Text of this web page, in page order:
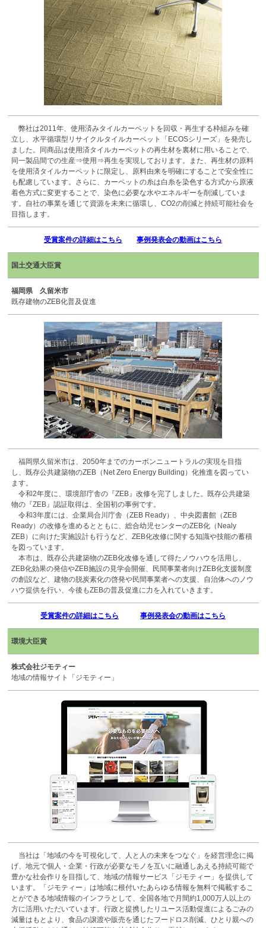
弊社は2011年、使用済みタイルカーペットを回収・再生する枠組みを確
立し、水平循環型リサイクルタイルカーペット「ECOSシリーズ」を発売し
ました。同商品は使用済タイルカーペットの再生材を裏材に用いることで、
同一製品間での生産⇒使用⇒再生を実現しております。また、再生材の原料
を使用済タイルカーペットに限定し、原料由来を明確にすることで安全性に
も配慮しています。さらに、カーペットの糸は白糸を染色する方式から原液
着色方式に変更することで、染色に必要な水やエネルギーを削減していま
す。自社の事業を通じて資源を未来に循環し、CO2の削減と持続可能社会を
目指します。
受賞案件の詳細はこちら 事例発表会の動画はこちら
国土交通大臣賞
福岡県 久留米市
既存建物のZEB化普及促進
福岡県久留米市は、2050年までのカーボンニュートラルの実現を目指
し、既存公共建築物のZEB（Net Zero Energy Building）化推進を図ってい
ます。
令和2年度に、環境部庁舎の『ZEB』改修を完了しました。既存公共建築
物の『ZEB』認証取得は、全国初の事例です。
令和3年度には、企業局合川庁舎（ZEB Ready）、中央図書館（ZEB
Ready）の改修を進めるとともに、総合幼児センターのZEB化（Nealy
ZEB）に向けた実施設計も行うなど、ZEB化改修に関する知識や技能の蓄積
を図っています。
本市は、既存公共建築物のZEB化改修を通して得たノウハウを活用し、
ZEB化効果の発信やZEB施設の見学会開催、民間事業者向けZEB化支援制度
の創設など、建物の脱炭素化の啓発や民間事業者への支援、自治体へのノウ
ハウ提供を行い、今後もZEBの普及促進に力を入れていきます。
受賞案件の詳細はこちら 事例発表会の動画はこちら
環境大臣賞
株式会社ジモティー
地域の情報サイト「ジモティー」
当社は「地域の今を可視化して、人と人の未来をつなぐ」を経営理念に掲
げ、地元で個人・企業・行政が必要なモノを互いに融通しあえる持続可能で
豊かな社会作りを目指して、地域の情報サービス「ジモティー」を提供して
います。「ジモティー」は地域に根付いたあらゆる情報を無料で掲載するこ
とができる地域情報のインフラとして、全国各地で月間約1,000万人以上の
方に活用いただいています。行政と提携したリユース活動促進によるごみの
減量はもとより、食品の譲渡や販売を通じたフードロス削減、ひとり親への